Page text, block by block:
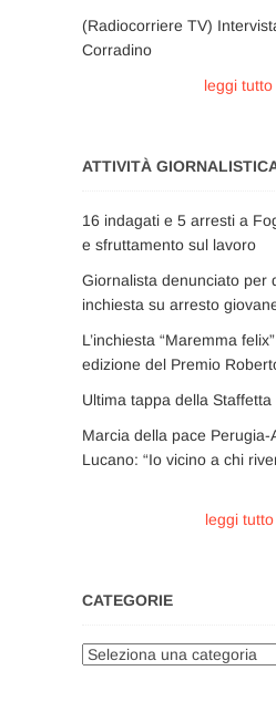
(Radiocorriere TV)
Corradino
leggi
ATTIVITÀ
16 indagati e 5 arresti a
e sfruttamento sul lavoro
Giornalista denunciato per
inchiesta su arresto
L’inchiesta “Maremma
edizione del Premio
Ultima tappa della
Marcia della pace Perugia-
Lucano: “Io vicino a chi
leggi
CATEGORIE
Categorie